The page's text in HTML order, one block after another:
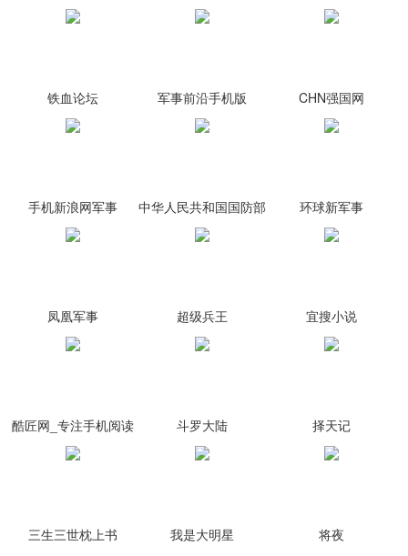
铁血论坛 军事前沿手机版 CHN强国网
手机新浪网军事 中华人民共和国国防部 环球新军事
凤凰军事 超级兵王 宜搜小说
酷匠网_专注手机阅读 斗罗大陆 择天记
三生三世枕上书 我是大明星 将夜